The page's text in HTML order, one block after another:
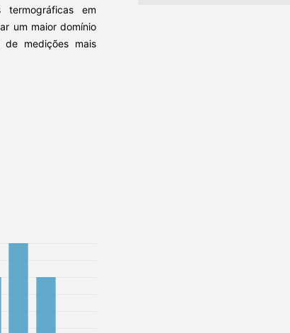
em
um maior domínio
de medições mais